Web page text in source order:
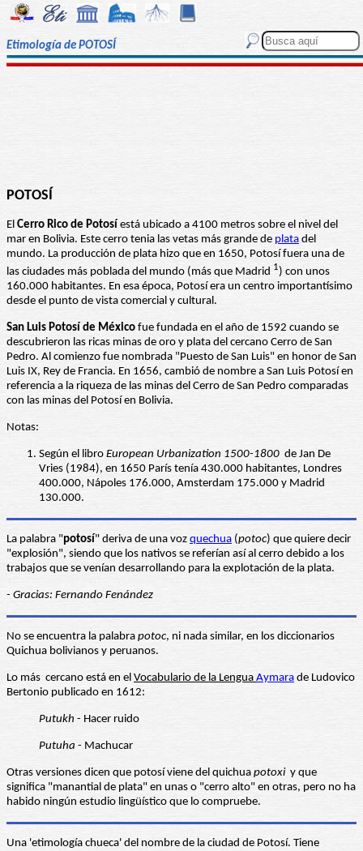
Etimología de POTOSÍ
POTOSÍ
El Cerro Rico de Potosí está ubicado a 4100 metros sobre el nivel del
mar en Bolivia. Este cerro tenia las vetas más grande de plata del
mundo. La producción de plata hizo que en 1650, Potosí fuera una de
las ciudades más poblada del mundo (más que Madrid 1) con unos
160.000 habitantes. En esa época, Potosí era un centro importantísimo
desde el punto de vista comercial y cultural.
San Luis Potosí de México fue fundada en el año de 1592 cuando se
descubrieron las ricas minas de oro y plata del cercano Cerro de San
Pedro. Al comienzo fue nombrada "Puesto de San Luis" en honor de San
Luis IX, Rey de Francia. En 1656, cambió de nombre a San Luis Potosí en
referencia a la riqueza de las minas del Cerro de San Pedro comparadas
con las minas del Potosí en Bolivia.
Notas:
Según el libro European Urbanization 1500-1800 de Jan De
Vries (1984), en 1650 París tenía 430.000 habitantes, Londres
400.000, Nápoles 176.000, Amsterdam 175.000 y Madrid
130.000.
La palabra "potosí" deriva de una voz quechua (potoc) que quiere decir
"explosión", siendo que los nativos se referían así al cerro debido a los
trabajos que se venían desarrollando para la explotación de la plata.
- Gracias: Fernando Fenández
No se encuentra la palabra potoc, ni nada similar, en los diccionarios
Quichua bolivianos y peruanos.
Lo más cercano está en el Vocabulario de la Lengua Aymara de Ludovico
Bertonio publicado en 1612:
Putukh - Hacer ruido
Putuha - Machucar
Otras versiones dicen que potosí viene del quichua potoxi y que
significa "manantial de plata" en unas o "cerro alto" en otras, pero no ha
habido ningún estudio lingüístico que lo compruebe.
Una 'etimología chueca' del nombre de la ciudad de Potosí. Tiene